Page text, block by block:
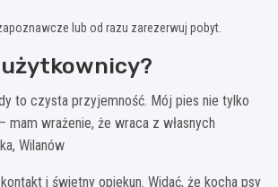
lub od razu zarezerwuj pobyt.
to czysta przyjemność. Mój pies nie tylko
mam wrażenie, że wraca z własnych
Wilanów
i świetny opiekun. Widać, że kocha psy